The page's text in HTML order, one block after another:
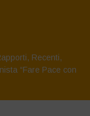
, Recenti,
“Fare Pace con